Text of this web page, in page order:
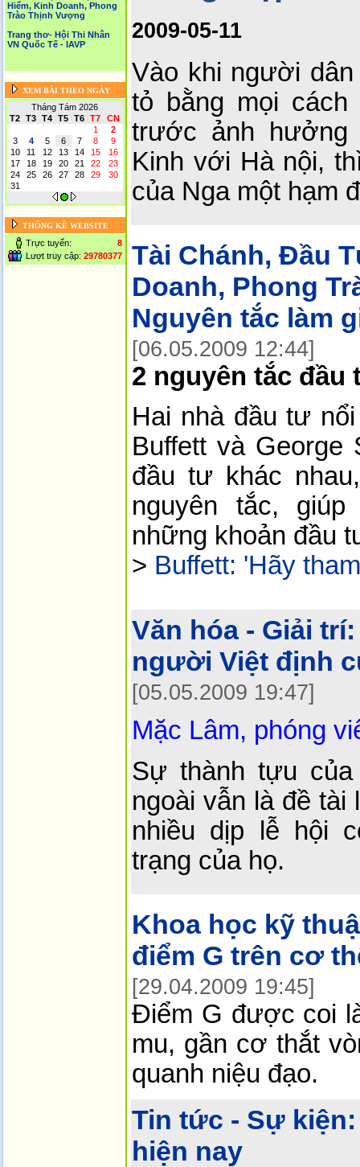
Hiểm, Kinh Doanh, Phong
Trào Thịnh Vượng
Trang thơ- Hội Thi Nhân
VN Quốc Tế - IAVP
XEM BÀI THEO NGÀY
Tháng Tám 2026
T2
T3 T4 T5 T6 T7
CN
1
2
3
4 5 6 7 8
9
10
11 12 13 14 15
16
17
18 19 20 21 22
23
24
25 26 27 28 29
30
31
THỐNG KÊ WEBSITE
Trực tuyến:
8
Lượt truy cập: 29780377
2009-05-11
Vào khi người
tỏ bằng mọi
trước ảnh hưởng
Kinh với Hà nội,
của Nga một hạm
Tài Chánh, Đầu
Doanh, Phong
Nguyên tắc làm
[06.05.2009 12:44]
2 nguyên tắc
Hai nhà đầu tư
Buffett và
đầu tư khác
nguyên tắc,
những khoản đầu
> Buffett: 'Hãy
Văn hóa - Giải trí:
người Việt định
[05.05.2009 19:47]
Mặc Lâm, phóng
Sự thành tựu
ngoài vẫn là đề tài
nhiều dịp lễ hội
trạng của họ.
Khoa học kỹ
điểm G trên cơ
[29.04.2009 19:45]
Điểm G được coi
mu, gần cơ thắt
quanh niệu đạo.
Tin tức - Sự kiện:
hiện nay